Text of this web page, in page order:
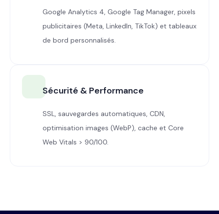
Google Analytics 4, Google Tag Manager, pixels
publicitaires (Meta, LinkedIn, TikTok) et tableaux
de bord personnalisés.
Sécurité & Performance
SSL, sauvegardes automatiques, CDN,
optimisation images (WebP), cache et Core
Web Vitals > 90/100.